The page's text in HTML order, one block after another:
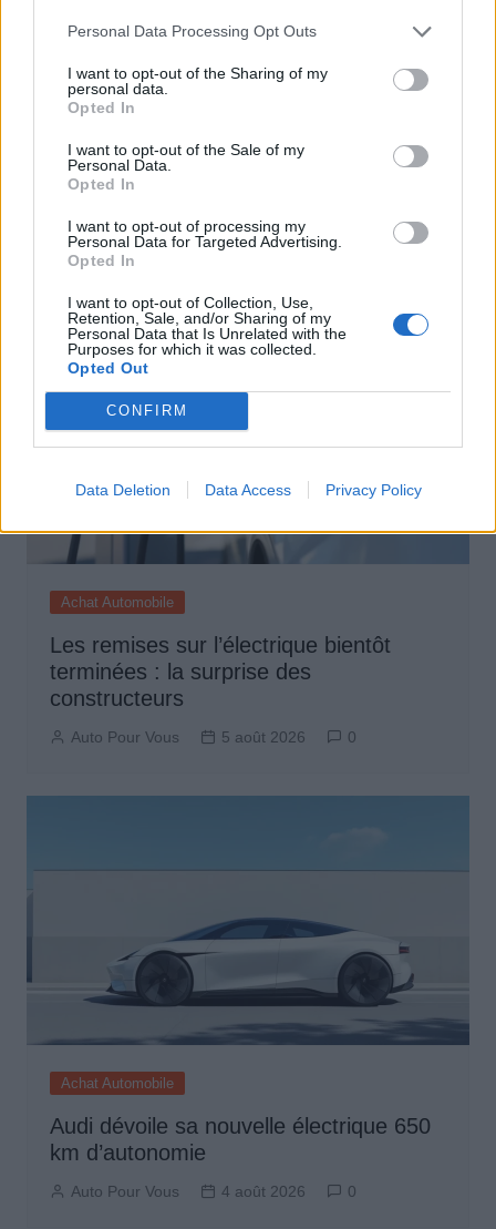
Personal Data Processing Opt Outs
I want to opt-out of the Sharing of my
personal data.
Opted In
I want to opt-out of the Sale of my
Personal Data.
Opted In
I want to opt-out of processing my
Personal Data for Targeted Advertising.
Opted In
I want to opt-out of Collection, Use,
Retention, Sale, and/or Sharing of my
Personal Data that Is Unrelated with the
Purposes for which it was collected.
Opted Out
CONFIRM
Data Deletion Data Access Privacy Policy
Achat Automobile
Denza Z9S : la voiture électrique qui
atteint 1100 km d’autonomie
Auto Pour Vous 5 août 2026
Achat Automobile
Les remises sur l’électrique bientôt
terminées : la surprise des
constructeurs
Auto Pour Vous 5 août 2026 0
Achat Automobile
Audi dévoile sa nouvelle électrique 650
km d’autonomie
Auto Pour Vous 4 août 2026 0